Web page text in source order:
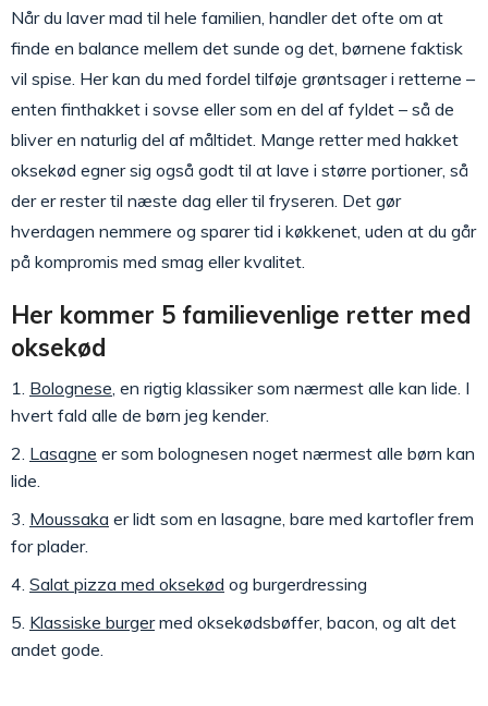
Når du laver mad til hele familien, handler det ofte om at
finde en balance mellem det sunde og det, børnene faktisk
vil spise. Her kan du med fordel tilføje grøntsager i retterne –
enten finthakket i sovse eller som en del af fyldet – så de
bliver en naturlig del af måltidet. Mange retter med hakket
oksekød egner sig også godt til at lave i større portioner, så
der er rester til næste dag eller til fryseren. Det gør
hverdagen nemmere og sparer tid i køkkenet, uden at du går
på kompromis med smag eller kvalitet.
Her kommer 5 familievenlige retter med
oksekød
Bolognese, en rigtig klassiker som nærmest alle kan lide. I
hvert fald alle de børn jeg kender.
Lasagne er som bolognesen noget nærmest alle børn kan
lide.
Moussaka er lidt som en lasagne, bare med kartofler frem
for plader.
Salat pizza med oksekød og burgerdressing
Klassiske burgermed oksekødsbøffer, bacon, og alt det
andet gode.